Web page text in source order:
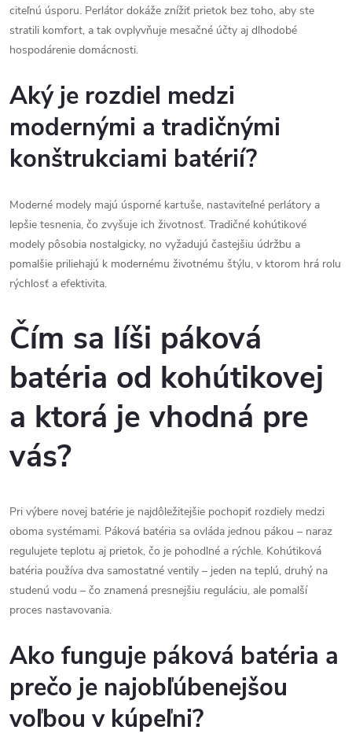
citeľnú úsporu. Perlátor dokáže znížiť prietok bez toho, aby ste
stratili komfort, a tak ovplyvňuje mesačné účty aj dlhodobé
hospodárenie domácnosti.
Aký je rozdiel medzi
modernými a tradičnými
konštrukciami batérií?
Moderné modely majú úsporné kartuše, nastaviteľné perlátory a
lepšie tesnenia, čo zvyšuje ich životnosť. Tradičné kohútikové
modely pôsobia nostalgicky, no vyžadujú častejšiu údržbu a
pomalšie priliehajú k modernému životnému štýlu, v ktorom hrá rolu
rýchlosť a efektivita.
Čím sa líši páková
batéria od kohútikovej
a ktorá je vhodná pre
vás?
Pri výbere novej batérie je najdôležitejšie pochopiť rozdiely medzi
oboma systémami. Páková batéria sa ovláda jednou pákou – naraz
regulujete teplotu aj prietok, čo je pohodlné a rýchle. Kohútiková
batéria používa dva samostatné ventily – jeden na teplú, druhý na
studenú vodu – čo znamená presnejšiu reguláciu, ale pomalší
proces nastavovania.
Ako funguje páková batéria a
prečo je najobľúbenejšou
voľbou v kúpeľni?